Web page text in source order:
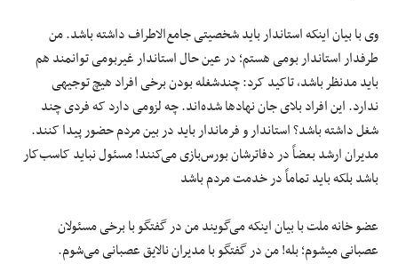
وی با بیان اینکه استاندار باید شخصیتی جامع‌الاطراف داشته باشد. من
طرفدار استاندار بومی هستم؛ در عین حال استاندار غیربومی توانمند هم
باید مدنظر باشد، تاکید کرد: چندشغله بودن برخی افراد هیچ توجیهی
ندارد. این افراد بلای جان نهادها شده‌اند. چه لزومی دارد که فردی چند
شغل داشته باشد؟ استاندار و فرماندار باید در بین مردم حضور پیدا کنند.
مدیران ارشد بعضاً در دفاترشان بورس‌بازی می‌کنند! مسئول نباید کاسب‌کار
باشد بلکه باید تماماً در خدمت مردم باشد
عضو خانه ملت با بیان اینکه می‌گویند من در گفتگو با برخی مسئولان
عصبانی میشوم؛ بله! من در گفتگو با مدیران نالایق عصبانی می‌شوم.